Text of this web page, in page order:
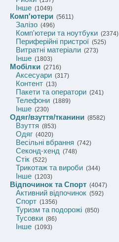
Інше (1049)
Комп'ютери (5611)
Залізо (496)
Комп'ютери та ноутбуки (2374)
Периферійні пристрої (525)
Витратні матеріали (273)
Інше (1803)
Мобілки (2716)
Аксесуари (317)
Контент (13)
Пакети та оператори (241)
Телефони (1889)
Інше (230)
Одяг/взуття/тканини (8582)
Взуття (853)
Одяг (4020)
Весільні вбрання (742)
Секонд-хенд (748)
Стік (522)
Трикотаж та вироби (344)
Інше (1203)
Відпочинок та Спорт (4047)
Активний відпочинок (592)
Спорт (1356)
Туризм та подорожі (850)
Тусовки (86)
Інше (1093)